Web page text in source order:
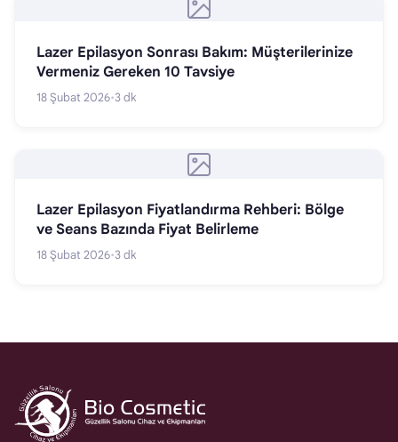
Lazer Epilasyon Sonrası Bakım: Müşterilerinize
Vermeniz Gereken 10 Tavsiye
18 Şubat 2026•3 dk
Lazer Epilasyon Fiyatlandırma Rehberi: Bölge
ve Seans Bazında Fiyat Belirleme
18 Şubat 2026•3 dk